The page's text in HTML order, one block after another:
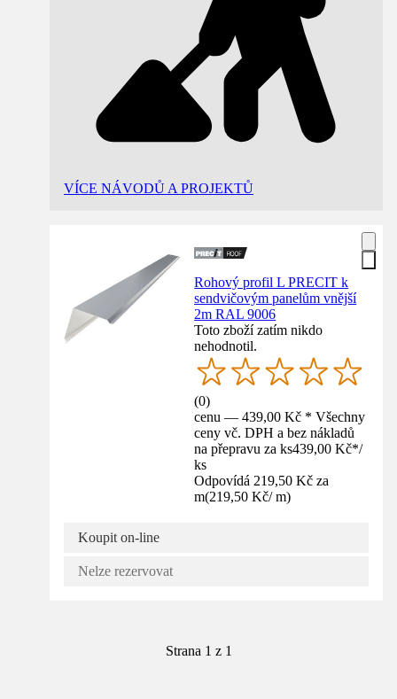
VÍCE NÁVODŮ A PROJEKTŮ
Rohový profil L PRECIT k
sendvičovým panelům vnější
2m RAL 9006
Toto zboží zatím nikdo
nehodnotil.
(0)
cenu — 439,00 Kč * Všechny
ceny vč. DPH a bez nákladů
na přepravu za ks439,00 Kč*/
ks
Odpovídá 219,50 Kč za
m(219,50 Kč/ m)
Koupit on-line
Nelze rezervovat
Strana 1 z 1